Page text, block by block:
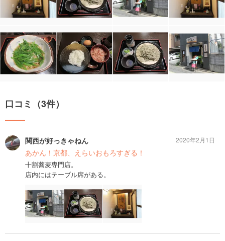
口コミ（3件）
関西が好っきゃねん
あかん！京都、えらいおもろすぎる！
十割蕎麦専門店。
店内にはテーブル席がある。
2020年2月1日